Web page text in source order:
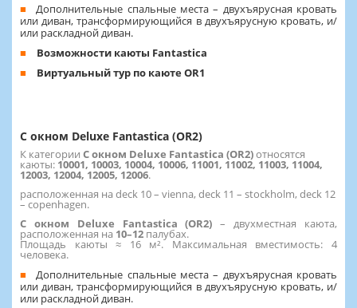
Дополнительные спальные места – двухъярусная кровать
или диван, трансформирующийся в двухъярусную кровать, и/
или раскладной диван.
Возможности каюты Fantastica
Виртуальный тур по каюте OR1
С окном Deluxe Fantastica (OR2)
К категории С окном Deluxe Fantastica (OR2)относятся
каюты: 10001, 10003, 10004, 10006, 11001, 11002, 11003, 11004,
12003, 12004, 12005, 12006.
расположенная на deck 10 – vienna, deck 11 – stockholm, deck 12
– copenhagen.
С окном Deluxe Fantastica (OR2)– двухместная каюта,
расположенная на 10–12 палубах.
Площадь каюты ≈ 16 м². Максимальная вместимость: 4
человека.
Дополнительные спальные места – двухъярусная кровать
или диван, трансформирующийся в двухъярусную кровать, и/
или раскладной диван.